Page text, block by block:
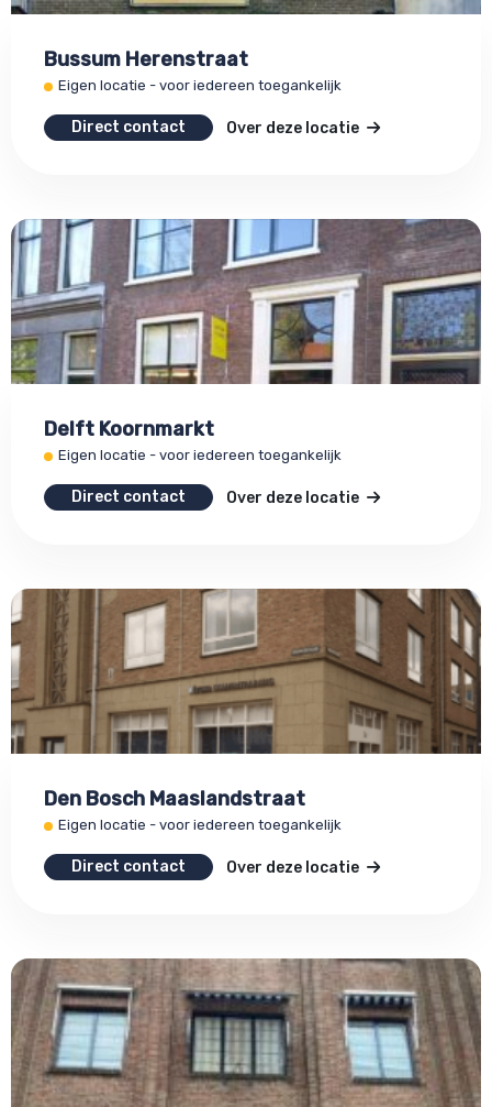
Bussum Herenstraat
Eigen locatie - voor iedereen toegankelijk
Direct contact Over deze locatie
Delft Koornmarkt
Eigen locatie - voor iedereen toegankelijk
Direct contact Over deze locatie
Den Bosch Maaslandstraat
Eigen locatie - voor iedereen toegankelijk
Direct contact Over deze locatie